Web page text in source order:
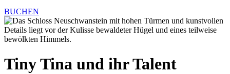
BUCHEN
Tiny Tina und ihr Talent